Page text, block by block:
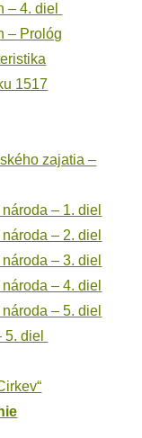
– 4. diel
– Prológ
1517
zaja­tia –
– 1. diel
– 2. diel
– 3. diel
– 4. diel
– 5. diel
5. diel